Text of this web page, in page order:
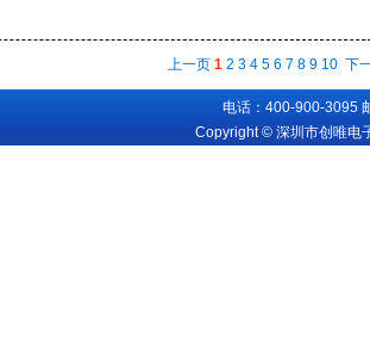
上一页 1 2 3 4 5 6 7 8 9 10 下
电话：400-900-3095
Copyright © 深圳市创唯电